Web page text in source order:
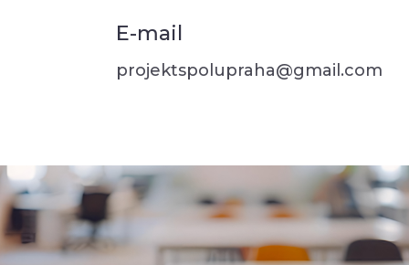
E-mail
projektspolupraha@gmail.com